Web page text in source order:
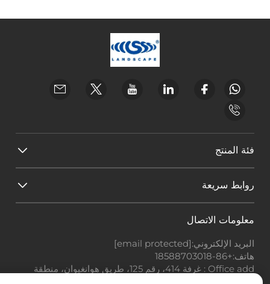
فئة المنتج
روابط سريعة
معلومات الاتصال
البريد الإلكتروني:[email protected]
هاتف:+86-18588703018
Office add : غرفة 414، رقم 125، طريق هوانغيوان، منطقة
باييون، مدينة قوانغتشو، مقاطعة قوانغدونغ